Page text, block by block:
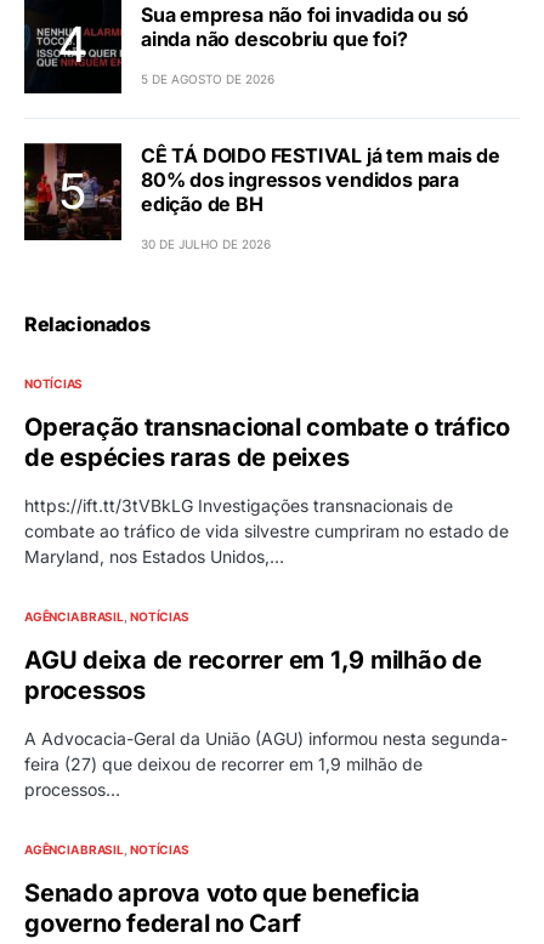
Sua empresa não foi invadida ou só
ainda não descobriu que foi?
5 DE AGOSTO DE 2026
CÊ TÁ DOIDO FESTIVAL já tem mais de
80% dos ingressos vendidos para
edição de BH
30 DE JULHO DE 2026
Relacionados
NOTÍCIAS
Operação transnacional combate o tráfico
de espécies raras de peixes
https://ift.tt/3tVBkLG Investigações transnacionais de
combate ao tráfico de vida silvestre cumpriram no estado de
Maryland, nos Estados Unidos,…
AGÊNCIA BRASIL NOTÍCIAS
AGU deixa de recorrer em 1,9 milhão de
processos
A Advocacia-Geral da União (AGU) informou nesta segunda-
feira (27) que deixou de recorrer em 1,9 milhão de
processos…
AGÊNCIA BRASIL NOTÍCIAS
Senado aprova voto que beneficia
governo federal no Carf